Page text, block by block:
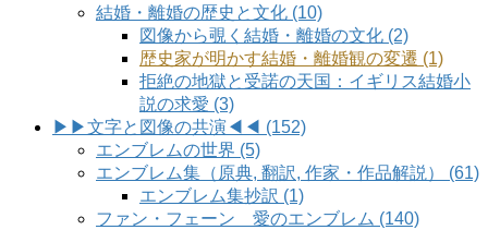
結婚・離婚の歴史と文化 (10)
図像から覗く結婚・離婚の文化 (2)
歴史家が明かす結婚・離婚観の変遷 (1)
拒絶の地獄と受諾の天国：イギリス結婚小
説の求愛 (3)
▶▶文字と図像の共演◀◀ (152)
エンブレムの世界 (5)
エンブレム集（原典, 翻訳, 作家・作品解説） (61)
エンブレム集抄訳 (1)
ファン・フェーン 愛のエンブレム (140)